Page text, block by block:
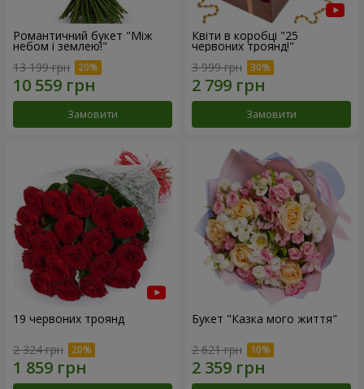
Романтичний букет "Між
небом і землею!"
13 199 грн
Замовити
Квіти в коробці "25
червоних троянд!"
3 999 грн
Замовити
19 червоних троянд
2 324 грн
Букет "Казка мого життя"
2 621 грн